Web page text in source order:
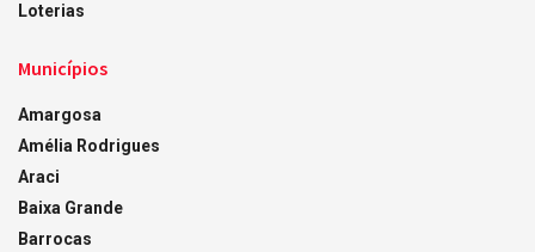
Loterias
Municípios
Amargosa
Amélia Rodrigues
Araci
Baixa Grande
Barrocas